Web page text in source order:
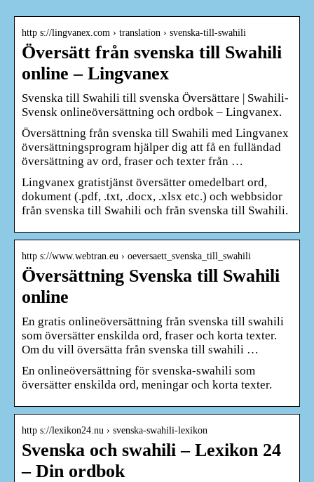
http s://lingvanex.com › translation › svenska-till-swahili
Översätt från svenska till Swahili
online – Lingvanex
Svenska till Swahili till svenska Översättare | Swahili-
Svensk onlineöversättning och ordbok – Lingvanex.
Översättning från svenska till Swahili med Lingvanex
översättningsprogram hjälper dig att få en fulländad
översättning av ord, fraser och texter från …
Lingvanex gratistjänst översätter omedelbart ord,
dokument (.pdf, .txt, .docx, .xlsx etc.) och webbsidor
från svenska till Swahili och från svenska till Swahili.
http s://www.webtran.eu › oeversaett_svenska_till_swahili
Översättning Svenska till Swahili
online
En gratis onlineöversättning från svenska till swahili
som översätter enskilda ord, fraser och korta texter.
Om du vill översätta från svenska till swahili …
En onlineöversättning för svenska-swahili som
översätter enskilda ord, meningar och korta texter.
http s://lexikon24.nu › svenska-swahili-lexikon
Svenska och swahili – Lexikon 24
– Din ordbok